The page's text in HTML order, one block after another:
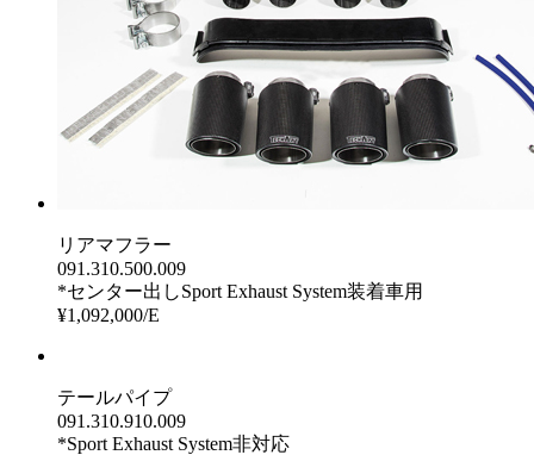
リアマフラー
091.310.500.009
*センター出しSport Exhaust System装着車用
¥1,092,000/E
テールパイプ
091.310.910.009
*Sport Exhaust System非対応